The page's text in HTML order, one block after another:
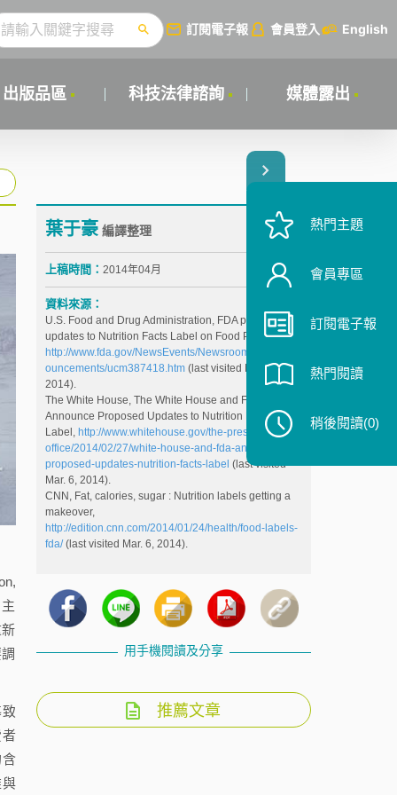
訂閱電子報 會員登入 English
出版品區 科技法律諮詢 媒體露出
葉于豪編譯整理
上稿時間： 2014年04月
資料來源：
U.S. Food and Drug Administration, FDA proposes
updates to Nutrition Facts Label on Food Packages,
http://www.fda.gov/NewsEvents/Newsroom/PressAnn
ouncements/ucm387418.htm(last visited Mar. 6,
2014).
The White House, The White House and FDA
Announce Proposed Updates to Nutrition Facts
Label, http://www.whitehouse.gov/the-press-
office/2014/02/27/white-house-and-fda-announce-
proposed-updates-nutrition-facts-label (last visited
Mar. 6, 2014).
CNN, Fat, calories, sugar : Nutrition labels getting a
makeover,
http://edition.cnn.com/2014/01/24/health/food-labels-
fda/(last visited Mar. 6, 2014).
用手機閱讀及分享
推薦文章
熱門主題
會員專區
訂閱電子報
熱門閱讀
稍後閱讀(0)